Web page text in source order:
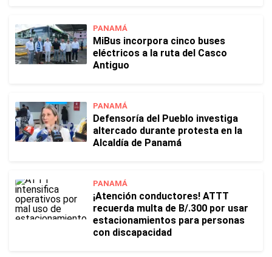
PANAMÁ
MiBus incorpora cinco buses
eléctricos a la ruta del Casco
Antiguo
PANAMÁ
Defensoría del Pueblo investiga
altercado durante protesta en la
Alcaldía de Panamá
PANAMÁ
¡Atención conductores! ATTT
recuerda multa de B/.300 por usar
estacionamientos para personas
con discapacidad